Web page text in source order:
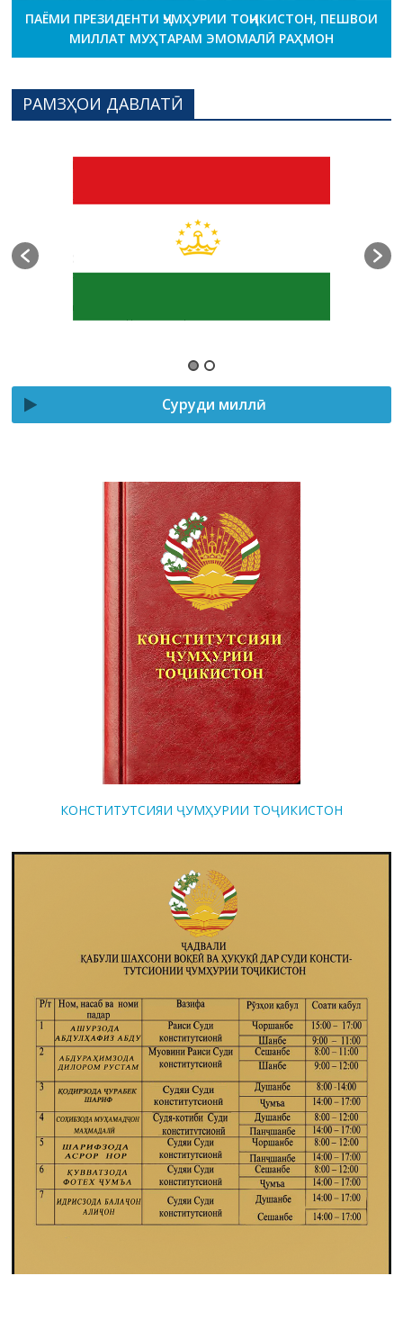
ПАЁМИ ПРЕЗИДЕНТИ ҶУМҲУРИИ ТОҶИКИСТОН, ПЕШВОИ
МИЛЛАТ МУҲТАРАМ ЭМОМАЛӢ РАҲМОН
РАМЗҲОИ ДАВЛАТӢ
Суруди миллӣ
КОНСТИТУТСИЯИ ҶУМҲУРИИ ТОҶИКИСТОН